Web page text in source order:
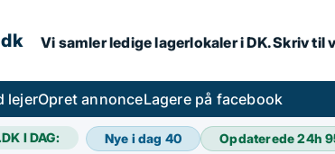
Vi samler ledige lagerlokaler i DK. Skriv
lejerOpret annonceLagere på facebook
I DAG: Nye i dag 40 Opdaterede 24h